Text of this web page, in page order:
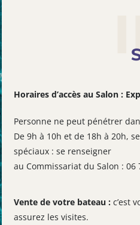
Horaires d’accès au Salon :
Personne ne peut pénétrer
De 9h à 10h et de 18h à 20h,
spéciaux : se renseigner
au Commissariat du Salon : 06
Vente de votre bateau : c’est
assurez les visites.